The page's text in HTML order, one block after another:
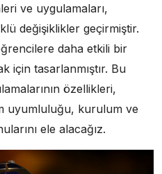
ve uygulamaları,
değişiklikler geçirmiştir.
daha etkili bir
için tasarlanmıştır. Bu
özellikleri,
uyumluluğu, kurulum ve
ele alacağız.